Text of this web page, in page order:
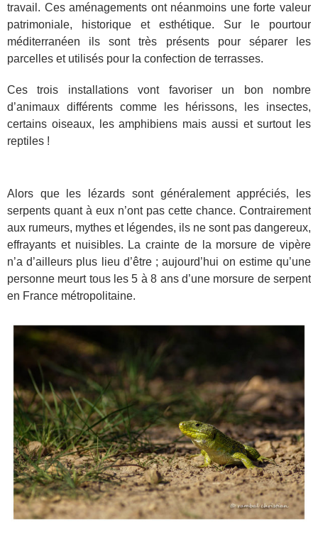
travail. Ces aménagements ont néanmoins une forte valeur
patrimoniale, historique et esthétique. Sur le pourtour
méditerranéen ils sont très présents pour séparer les
parcelles et utilisés pour la confection de terrasses.
Ces trois installations vont favoriser un bon nombre
d’animaux différents comme les hérissons, les insectes,
certains oiseaux, les amphibiens mais aussi et surtout les
reptiles !
Alors que les lézards sont généralement appréciés, les
serpents quant à eux n’ont pas cette chance. Contrairement
aux rumeurs, mythes et légendes, ils ne sont pas dangereux,
effrayants et nuisibles. La crainte de la morsure de vipère
n’a d’ailleurs plus lieu d’être ; aujourd’hui on estime qu’une
personne meurt tous les 5 à 8 ans d’une morsure de serpent
en France métropolitaine.